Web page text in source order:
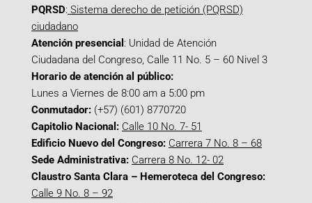
PQRSD: Sistema derecho de petición (PQRSD)
ciudadano
Atención presencial : Unidad de Atención
Ciudadana del Congreso, Calle 11 No. 5 – 60 Nivel 3
Horario de atención al público:
Lunes a Viernes de 8:00 am a 5:00 pm
Conmutador: (+57) (601) 8770720
Capitolio Nacional: Calle 10 No. 7- 51
Edificio Nuevo del Congreso: Carrera 7 No. 8 – 68
Sede Administrativa: Carrera 8 No. 12- 02
Claustro Santa Clara – Hemeroteca del Congreso:
Calle 9 No. 8 – 92